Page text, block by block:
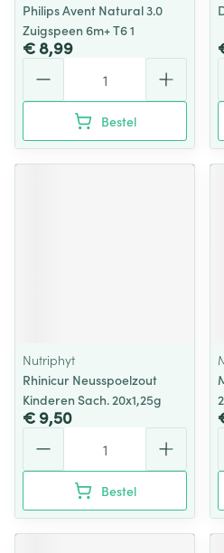
Philips Avent Natural 3.0
Zuigspeen 6m+ T6 1
€ 8,99
Bestel
Nutriphyt
Rhinicur Neusspoelzout
Kinderen Sach. 20x1,25g
€ 9,50
Bestel